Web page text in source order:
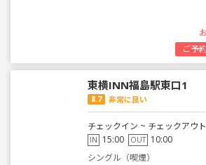
ご予
東横INN福島駅東口1
8.7 非常に良い
チェックイン ~ チェックアウト
IN 15:00 OUT 10:00
シングル（喫煙）